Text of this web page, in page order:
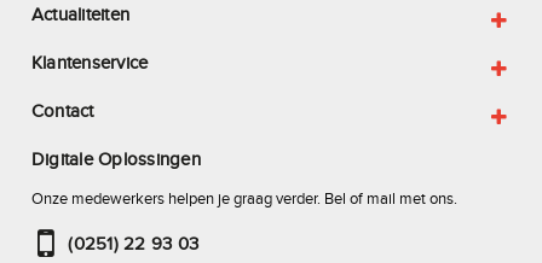
Actualiteiten
Klantenservice
Contact
Digitale Oplossingen
Onze medewerkers helpen je graag verder. Bel of mail met ons.
(0251) 22 93 03